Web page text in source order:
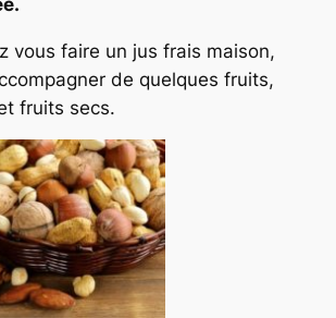
vous faire un jus frais maison,
de quelques fruits,
fruits secs.